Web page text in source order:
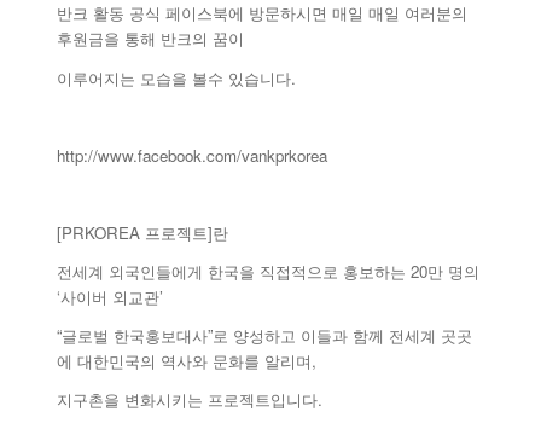
반크 활동 공식 페이스북에 방문하시면 매일 매일 여러분의
후원금을 통해 반크의 꿈이
이루어지는 모습을 볼수 있습니다.
http://www.facebook.com/vankprkorea
[PRKOREA 프로젝트]란
전세계 외국인들에게 한국을 직접적으로 홍보하는 20만 명의
‘사이버 외교관’
“글로벌 한국홍보대사”로 양성하고 이들과 함께 전세계 곳곳
에 대한민국의 역사와 문화를 알리며,
지구촌을 변화시키는 프로젝트입니다.